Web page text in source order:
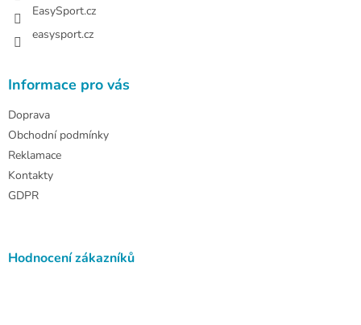
EasySport.cz
easysport.cz
Informace pro vás
Doprava
Obchodní podmínky
Reklamace
Kontakty
GDPR
Hodnocení zákazníků